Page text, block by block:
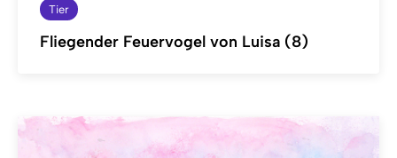
Tier
Fliegender Feuervogel von Luisa (8)